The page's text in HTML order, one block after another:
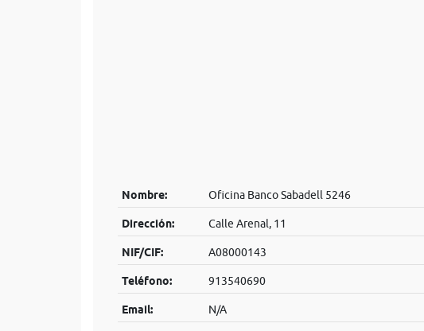
Nombre: Oficina Banco Sabadell 5246
Dirección: Calle Arenal, 11
NIF/CIF: A08000143
Teléfono: 913540690
Email: N/A